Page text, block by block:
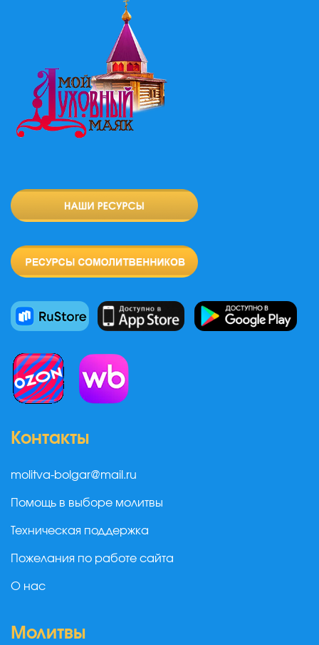
Контакты
molitva-bolgar@mail.ru
Помощь в выборе молитвы
Техническая поддержка
Пожелания по работе сайта
О нас
Молитвы